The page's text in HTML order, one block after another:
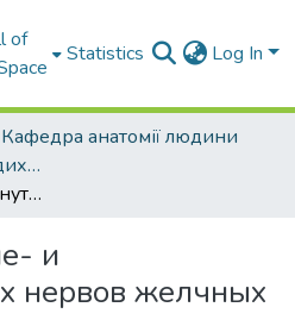
of
Statistics Log In
Кафедра анатомії людини
Наукові роботи молодих дослідників. Кафедра анатомії людини
Морфология вне- и внутриорганных нервов желчных протоков
и
нервов желчных